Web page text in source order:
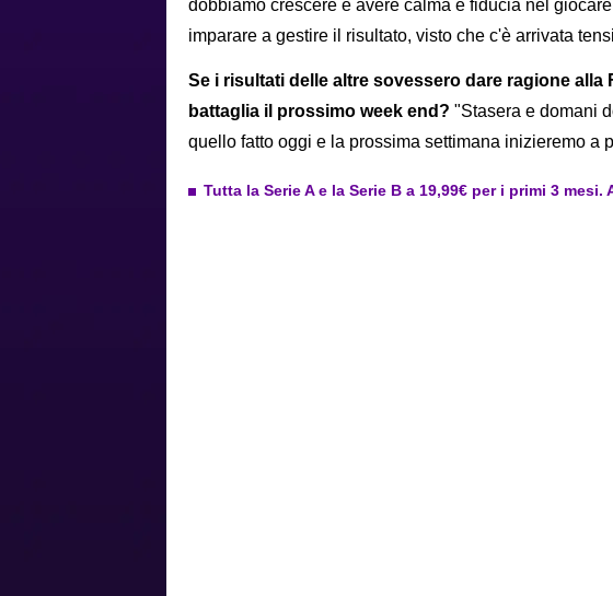
dobbiamo crescere e avere calma e fiducia nel
imparare a gestire il risultato, visto che c'è arrivata
Se i risultati delle altre sovessero dare ragione alla
battaglia il prossimo week end? "Stasera e domani
quello fatto oggi e la prossima settimana inizieremo a
Tutta la Serie A e la Serie B a 19,99€ per i primi 3